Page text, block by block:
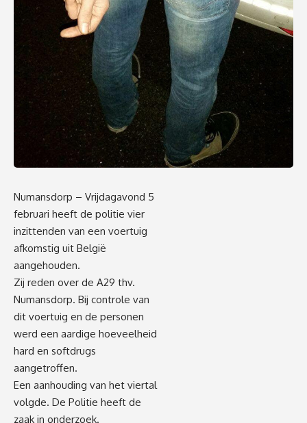
Numansdorp – Vrijdagavond 5
februari heeft de politie vier
inzittenden van een voertuig
afkomstig uit België
aangehouden.
Zij reden over de A29 thv.
Numansdorp. Bij controle van
dit voertuig en de personen
werd een aardige hoeveelheid
hard en softdrugs
aangetroffen.
Een aanhouding van het viertal
volgde. De Politie heeft de
zaak in onderzoek.